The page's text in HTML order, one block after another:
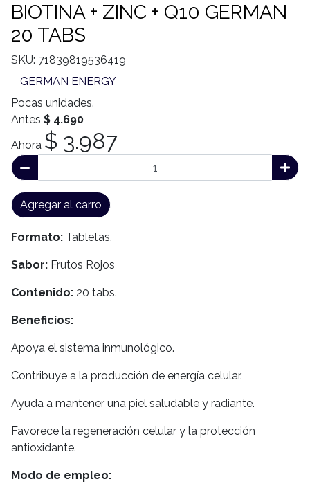
BIOTINA + ZINC + Q10 GERMAN
20 TABS
SKU: 71839819536419
GERMAN ENERGY
Pocas unidades.
Antes $ 4.690
Ahora $ 3.987
Agregar al carro
Formato: Tabletas.
Sabor: Frutos Rojos
Contenido: 20 tabs.
Beneficios:
Apoya el sistema inmunológico.
Contribuye a la producción de energía celular.
Ayuda a mantener una piel saludable y radiante.
Favorece la regeneración celular y la protección
antioxidante.
Modo de empleo: